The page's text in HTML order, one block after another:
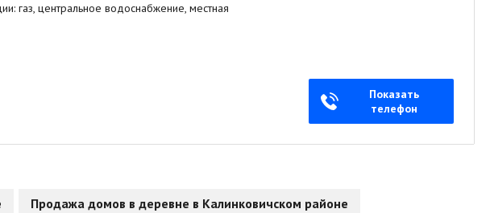
газ, центральное водоснабжение, местная
Показать
телефон
Продажа домов в деревне в Калинковичском районе